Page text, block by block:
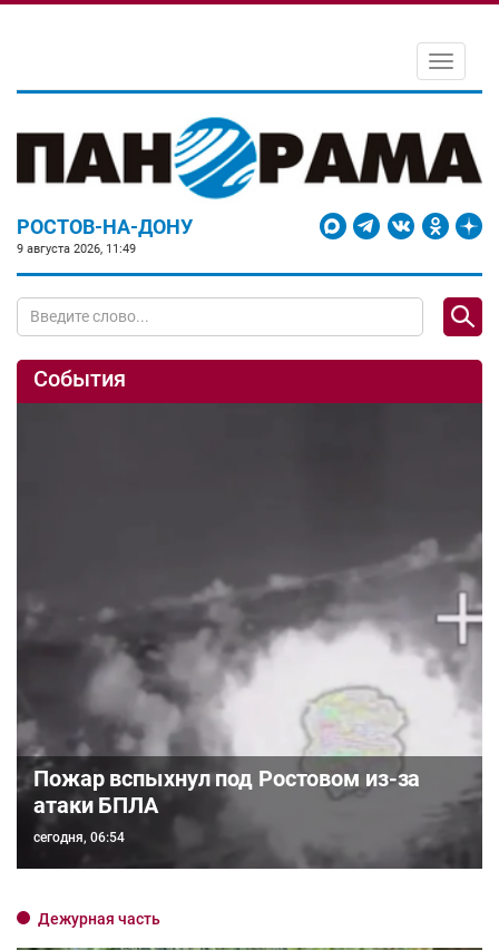
Toggle
РОСТОВ-НА-ДОНУ
9 августа 2026, 11:49
События
Пожар вспыхнул под Ростовом из-за
атаки БПЛА
сегодня, 06:54
Дежурная часть